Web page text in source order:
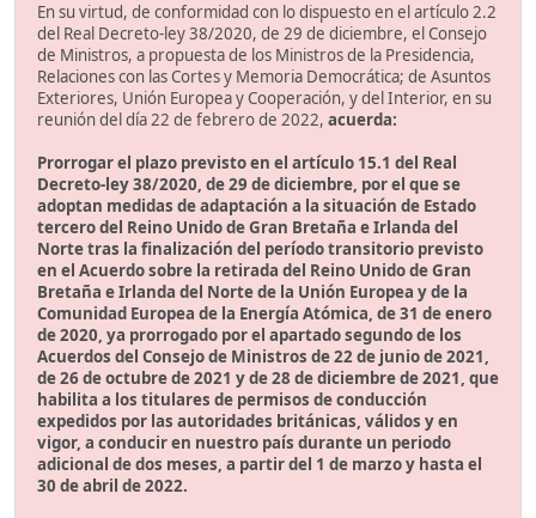
En su virtud, de conformidad con lo dispuesto en el artículo 2.2
del Real Decreto-ley 38/2020, de 29 de diciembre, el Consejo
de Ministros, a propuesta de los Ministros de la Presidencia,
Relaciones con las Cortes y Memoria Democrática; de Asuntos
Exteriores, Unión Europea y Cooperación, y del Interior, en su
reunión del día 22 de febrero de 2022, acuerda:
Prorrogar el plazo previsto en el artículo 15.1 del Real
Decreto-ley 38/2020, de 29 de diciembre, por el que se
adoptan medidas de adaptación a la situación de Estado
tercero del Reino Unido de Gran Bretaña e Irlanda del
Norte tras la finalización del período transitorio previsto
en el Acuerdo sobre la retirada del Reino Unido de Gran
Bretaña e Irlanda del Norte de la Unión Europea y de la
Comunidad Europea de la Energía Atómica, de 31 de enero
de 2020, ya prorrogado por el apartado segundo de los
Acuerdos del Consejo de Ministros de 22 de junio de 2021,
de 26 de octubre de 2021 y de 28 de diciembre de 2021, que
habilita a los titulares de permisos de conducción
expedidos por las autoridades británicas, válidos y en
vigor, a conducir en nuestro país durante un periodo
adicional de dos meses, a partir del 1 de marzo y hasta el
30 de abril de 2022.